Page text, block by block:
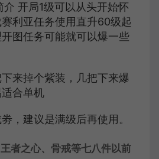
开局1级可以从头开始怀
赛利亚任务使用直升60级起
图任务可能就可以爆一些
来掉个紫装，几把下来爆
合单机
，建议是满级后再使用。
者之心、骨戒等七八件以前